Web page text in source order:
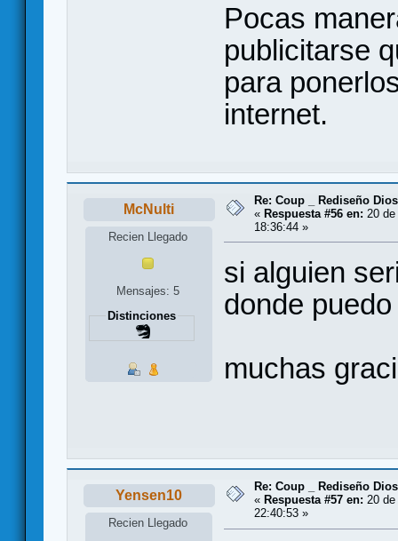
Pocas
publicitarse
para
internet.
McNulti
Recien Llegado
Mensajes: 5
Distinciones
Re: Coup _ Rediseño
« Respuesta #56 en: 20
18:36:44 »
si alguien
donde
muchas
Yensen10
Recien Llegado
Re: Coup _ Rediseño
« Respuesta #57 en: 20 de
22:40:53 »